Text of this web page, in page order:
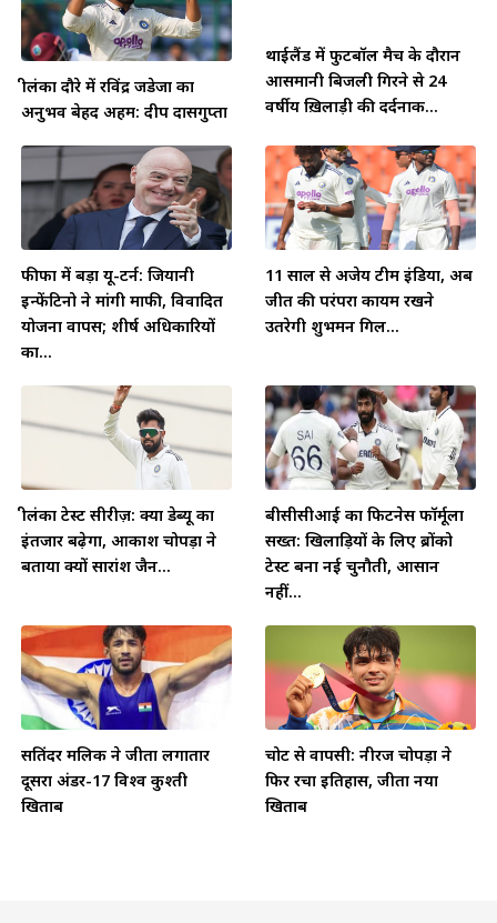
श्रीलंका दौरे में रविंद्र जडेजा का
अनुभव बेहद अहम: दीप दासगुप्ता
थाईलैंड में फुटबॉल मैच के दौरान
आसमानी बिजली गिरने से 24
वर्षीय ख़िलाड़ी की दर्दनाक...
फीफा में बड़ा यू-टर्न: जियानी
इन्फेंटिनो ने मांगी माफी, विवादित
योजना वापस; शीर्ष अधिकारियों
का...
11 साल से अजेय टीम इंडिया, अब
जीत की परंपरा कायम रखने
उतरेगी शुभमन गिल...
श्रीलंका टेस्ट सीरीज़: क्या डेब्यू का
इंतजार बढ़ेगा, आकाश चोपड़ा ने
बताया क्यों सारांश जैन...
बीसीसीआई का फिटनेस फॉर्मूला
सख्त: खिलाड़ियों के लिए ब्रोंको
टेस्ट बना नई चुनौती, आसान
नहीं...
सतिंदर मलिक ने जीता लगातार
दूसरा अंडर-17 विश्व कुश्ती
खिताब
चोट से वापसी: नीरज चोपड़ा ने
फिर रचा इतिहास, जीता नया
खिताब